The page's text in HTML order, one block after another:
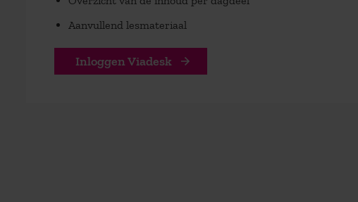
Aanvullend lesmateriaal
Inloggen Viadesk